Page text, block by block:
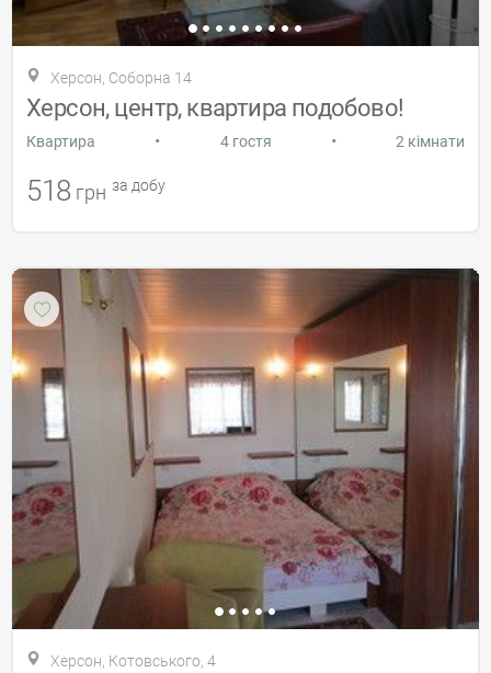
Херсон, Соборна 14
Херсон, центр, квартира подобово!
Квартира • 4 гостя • 2 кімнати
518 грн за добу
Херсон, Котовського, 4